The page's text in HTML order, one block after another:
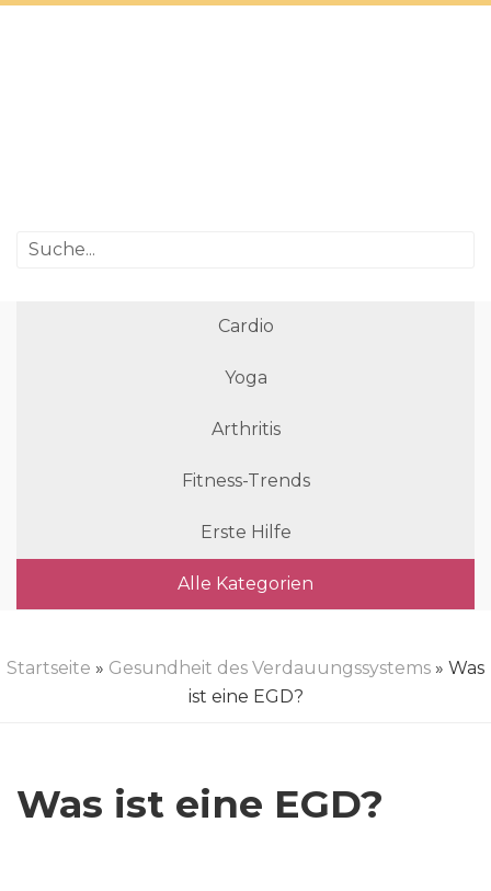
Cardio
Yoga
Arthritis
Fitness-Trends
Erste Hilfe
Alle Kategorien
Startseite » Gesundheit des Verdauungssystems » Was
ist eine EGD?
Was ist eine EGD?